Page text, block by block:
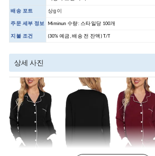
배송 포트 상𝕘이
주문 세부 정보 Miminun 수량: 스타일당 100개
지불 조건 (30% 예금, 배송 전 잔액) T/T
상세 사진